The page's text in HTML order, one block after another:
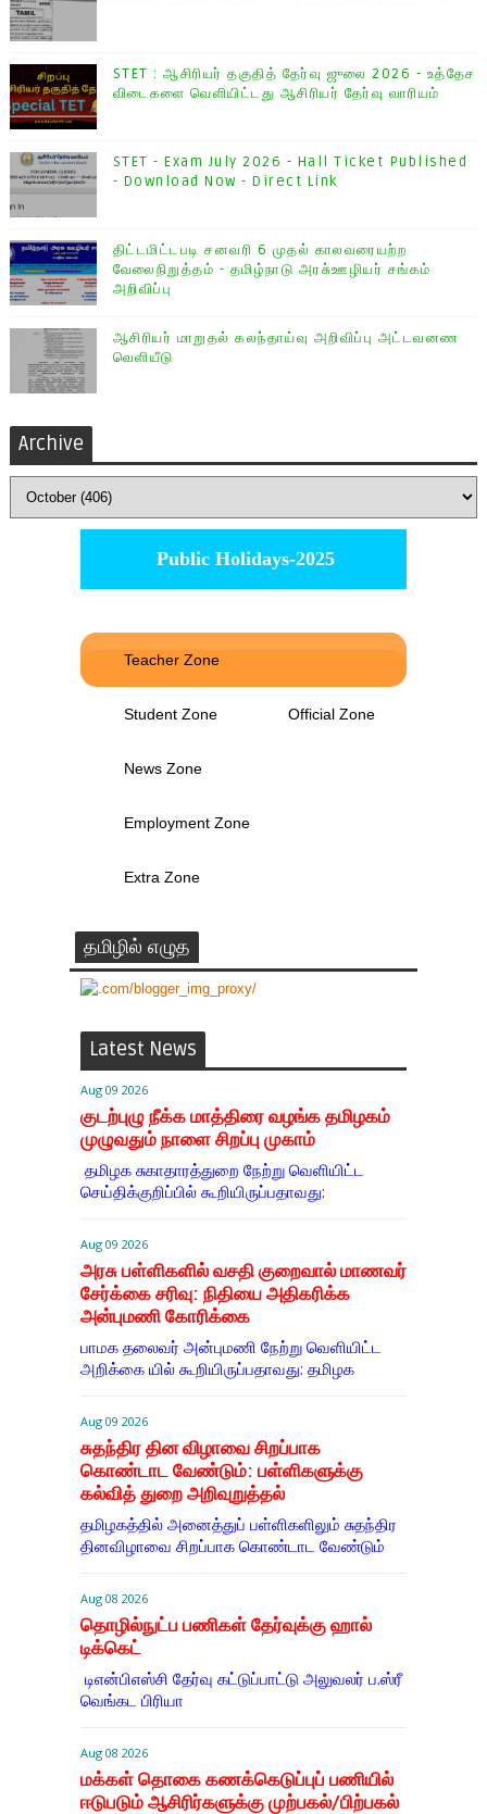
STET : ஆசிரியர் தகுதித் தேர்வு ஜுலை 2026 - உத்தேச
விடைகளை வெளியிட்டது ஆசிரியர் தேர்வு வாரியம்
STET - Exam July 2026 - Hall Ticket Published
- Download Now - Direct Link
திட்டமிட்டபடி சனவரி 6 முதல் காலவரையற்ற
வேலைநிறுத்தம் - தமிழ்நாடு அரசு்ஊழியர் சங்கம்
அறிவிப்பு
ஆசிரியர் மாறுதல் கலந்தாய்வு அறிவிப்பு அட்டவனண
வெளியீடு
Archive
Public Holidays-2025
Teacher Zone
Student Zone Official Zone
News Zone
Employment Zone
Extra Zone
தமிழில் எழுத
Latest News
Aug 09 2026
குடற்புழு நீக்க மாத்திரை வழங்க தமிழகம்
முழுவதும் நாளை சிறப்பு முகாம்
தமிழக சுகாதாரத்துறை நேற்று வெளியிட்ட
செய்திக்குறிப்பில் கூறியிருப்பதாவது:
Aug 09 2026
அரசு பள்ளிகளில் வசதி குறைவால் மாணவர்
சேர்க்கை சரிவு: நிதியை அதிகரிக்க
அன்புமணி கோரிக்கை
பாமக தலைவர் அன்புமணி நேற்று வெளியிட்ட
அறிக்கை யில் கூறியிருப்பதாவது: தமிழக
Aug 09 2026
சுதந்திர தின விழாவை சிறப்பாக
கொண்டாட வேண்டும்: பள்ளிகளுக்கு
கல்வித் துறை அறிவுறுத்தல்
தமிழகத்தில் அனைத்துப் பள்ளிகளிலும் சுதந்திர
தினவிழாவை சிறப்பாக கொண்டாட வேண்டும்
Aug 08 2026
தொழில்நுட்ப பணிகள் தேர்வுக்கு ஹால் ​
டிக்கெட்
டிஎன்​பிஎஸ்சி தேர்வு கட்​டுப்​பாட்டு அலு​வலர் ப.ஸ்ரீ
வெங்கட பிரியா
Aug 08 2026
மக்கள் தொகை கணக்கெடுப்புப் பணியில்
ஈடுபடும் ஆசிரிர்களுக்கு முற்பகல்/பிற்பகல்